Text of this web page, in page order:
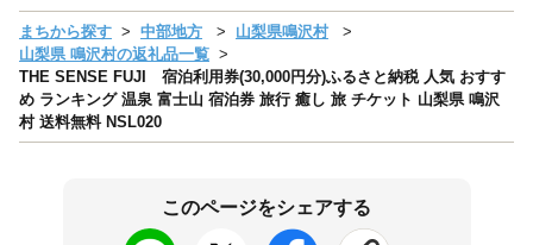
まちから探す 中部地方
山梨県鳴沢村
山梨県 鳴沢村の返礼品一覧
THE SENSE FUJI 宿泊利用券(30,000円分)ふるさと納税 人気 おすす
め ランキング 温泉 富士山 宿泊券 旅行 癒し 旅 チケット 山梨県 鳴沢
村 送料無料 NSL020
このページをシェアする